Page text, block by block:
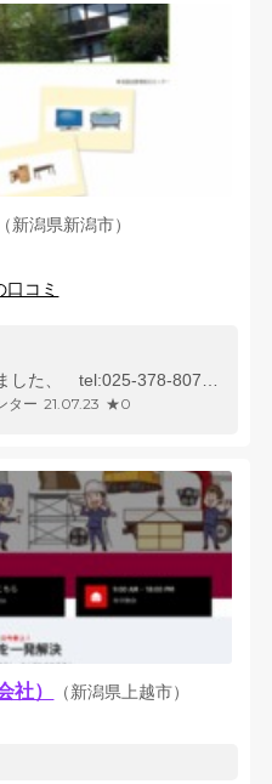
（新潟県新潟市）
口コミ
連絡先が変更になりました、 tel:025-378-8077 、宜しく...
ター 21.07.23 ★0
社） （新潟県上越市）